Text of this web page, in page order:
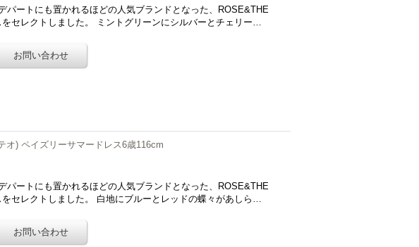
パートにも置かれるほどの人気ブランドとなった、ROSE&THE
セレクトしました。 ミントグリーンにシルバーとチェリー…
オ) ペイズリーサマードレス6歳116cm
パートにも置かれるほどの人気ブランドとなった、ROSE&THE
セレクトしました。 白地にブルーとレッドの蝶々があしら…